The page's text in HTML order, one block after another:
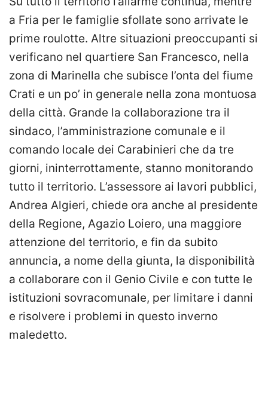
a Fria per le famiglie sfollate sono arrivate le
prime roulotte. Altre situazioni preoccupanti si
verificano nel quartiere San Francesco, nella
zona di Marinella che subisce l’onta del fiume
Crati e un po’ in generale nella zona montuosa
della città. Grande la collaborazione tra il
sindaco, l’amministrazione comunale e il
comando locale dei Carabinieri che da tre
giorni, ininterrottamente, stanno monitorando
tutto il territorio. L’assessore ai lavori pubblici,
Andrea Algieri, chiede ora anche al presidente
della Regione, Agazio Loiero, una maggiore
attenzione del territorio, e fin da subito
annuncia, a nome della giunta, la disponibilità
a collaborare con il Genio Civile e con tutte le
istituzioni sovracomunale, per limitare i danni
e risolvere i problemi in questo inverno
maledetto.